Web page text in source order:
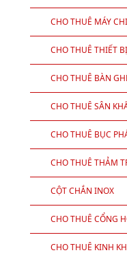
CHO THUÊ MÁY
CHO THUÊ THIẾT
CHO THUÊ BÀN
CHO THUÊ SÂN
CHO THUÊ BỤC
CHO THUÊ THẢM
CỘT CHẮN INOX
CHO THUÊ CỔNG
CHO THUÊ KINH